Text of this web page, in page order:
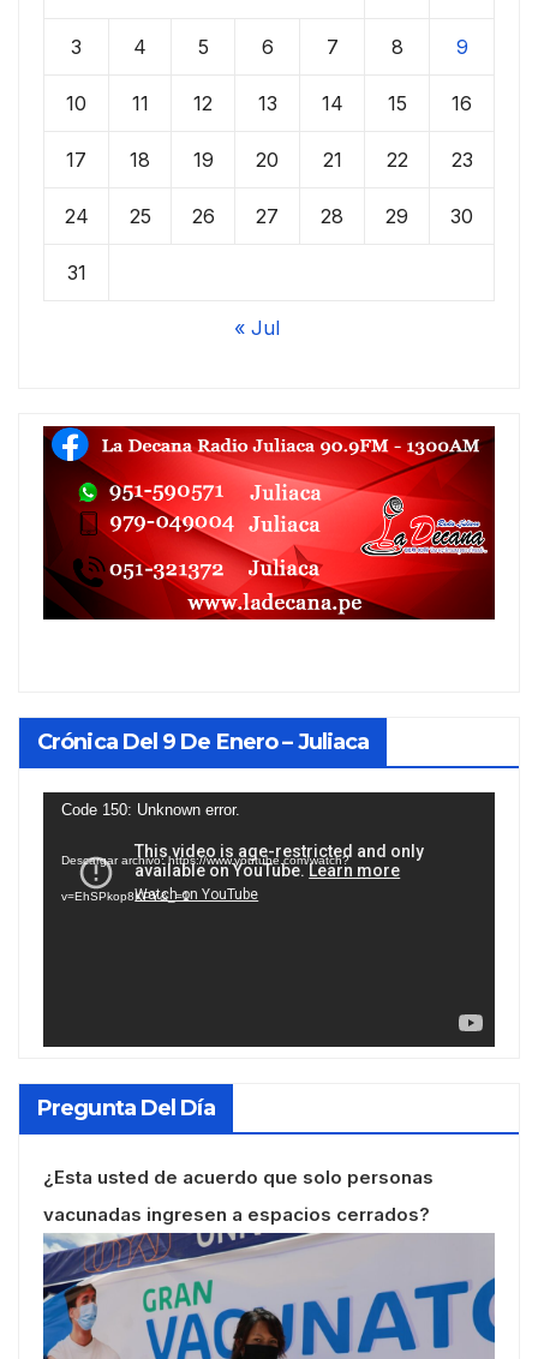
3 4 5 6 7 8 9
10 11 12 13 14 15 16
17 18 19 20 21 22 23
24 25 26 27 28 29 30
31
« Jul
Crónica Del 9 De Enero – Juliaca
Reproductor
vídeo
Code 150: Unknown error.
Descargar archivo: https://www.youtube.com/watch?
v=EhSPkop8KPY&_=1
Pregunta Del Día
¿Esta usted de acuerdo que solo personas
vacunadas ingresen a espacios cerrados?